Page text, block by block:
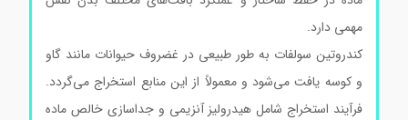
مهمی دارد.
کندروتین سولفات به طور طبیعی در غضروف حیوانات مانند گاو
و کوسه یافت می‌شود و معمولاً از این منابع استخراج می‌گردد.
فرآیند استخراج شامل هیدرولیز آنزیمی و جداسازی خالص ماده